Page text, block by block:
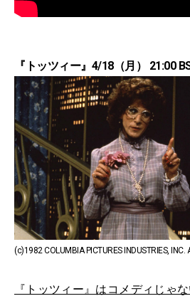
『トッツィー』4/18（月） 21:00
(c)1982 COLUMBIA PICTURES INDUSTRIES, INC.
『トッツィー』はコメディじゃ